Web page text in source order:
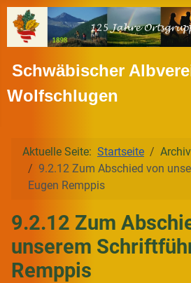
Schwäbischer
Wolfschlugen
Aktuelle Seite: Startseite Archiv
9.2.12 Zum Abschied von
Eugen Remppis
9.2.12 Zum
unserem
Remppis